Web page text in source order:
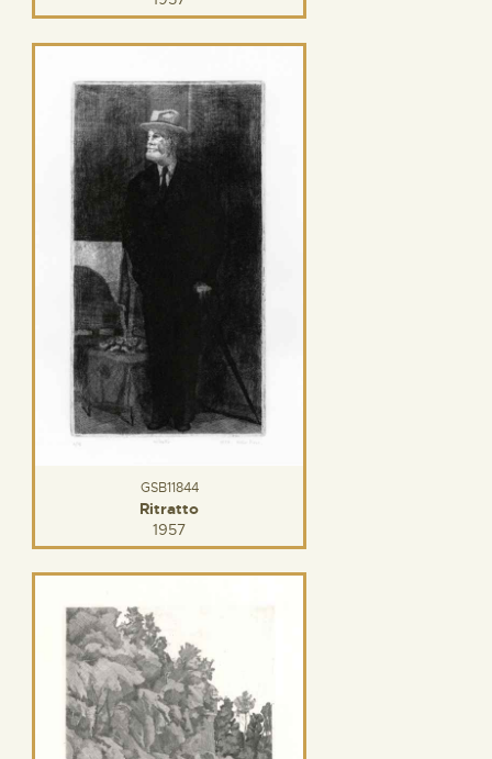
GSB11844
Ritratto
1957